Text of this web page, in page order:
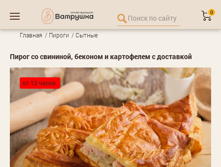
0
Главная Пироги Сытные
Пирог со свининой, беконом и картофелем с доставкой
от 12 часов.